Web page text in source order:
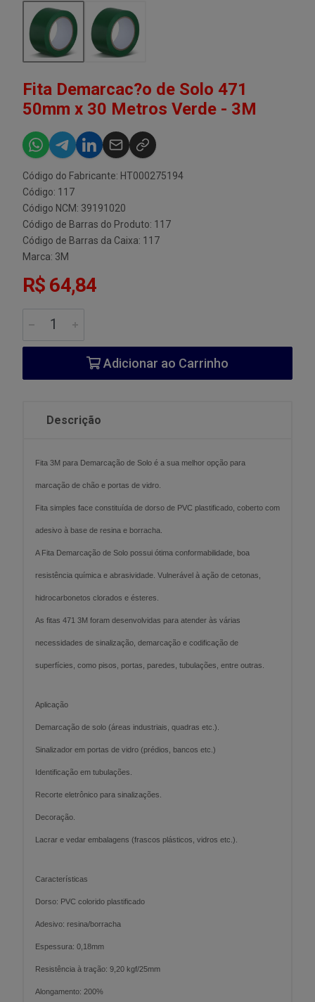
Fita Demarcac?o de Solo 471
50mm x 30 Metros Verde - 3M
Código do Fabricante: HT000275194
Código: 117
Código NCM: 39191020
Código de Barras do Produto: 117
Código de Barras da Caixa: 117
Marca: 3M
R$ 64,84
Adicionar ao Carrinho
Descrição
Fita 3M para Demarcação de Solo é a sua melhor opção para
marcação de chão e portas de vidro.
Fita simples face constituída de dorso de PVC plastificado, coberto com
adesivo à base de resina e borracha.
A Fita Demarcação de Solo possui ótima conformabilidade, boa
resistência química e abrasividade. Vulnerável à ação de cetonas,
hidrocarbonetos clorados e ésteres.
As fitas 471 3M foram desenvolvidas para atender às várias
necessidades de sinalização, demarcação e codificação de
superfícies, como pisos, portas, paredes, tubulações, entre outras.
Aplicação
Demarcação de solo (áreas industriais, quadras etc.).
Sinalizador em portas de vidro (prédios, bancos etc.)
Identificação em tubulações.
Recorte eletrônico para sinalizações.
Decoração.
Lacrar e vedar embalagens (frascos plásticos, vidros etc.).
Características
Dorso: PVC colorido plastificado
Adesivo: resina/borracha
Espessura: 0,18mm
Resistência à tração: 9,20 kgf/25mm
Alongamento: 200%